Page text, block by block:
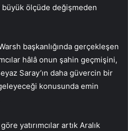
büyük ölçüde değişmeden
başkanlığında gerçekleşen
hâlâ onun şahin geçmişini,
Saray’ın daha güvercin bir
konusunda emin
yatırımcılar artık Aralık